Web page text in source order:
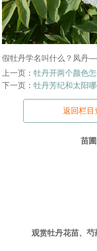
假牡丹学名叫什么？凤丹
上一页：牡丹开两个颜色
下一页：牡丹芳纪和太阳
返回栏目
苗
观赏牡丹花苗、